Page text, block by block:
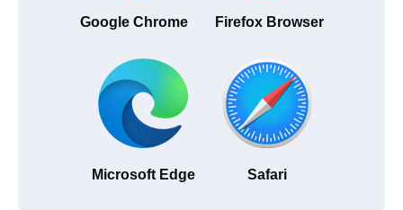
Google Chrome Firefox Browser
Microsoft Edge Safari